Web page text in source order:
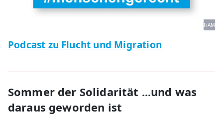
FiAM
Podcast zu Flucht und Migration
Sommer der Solidarität ...und was
daraus geworden ist